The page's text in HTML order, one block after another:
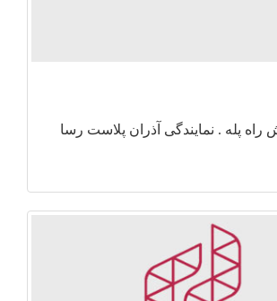
راه پله . نمایندگی آذران پلاست رسا